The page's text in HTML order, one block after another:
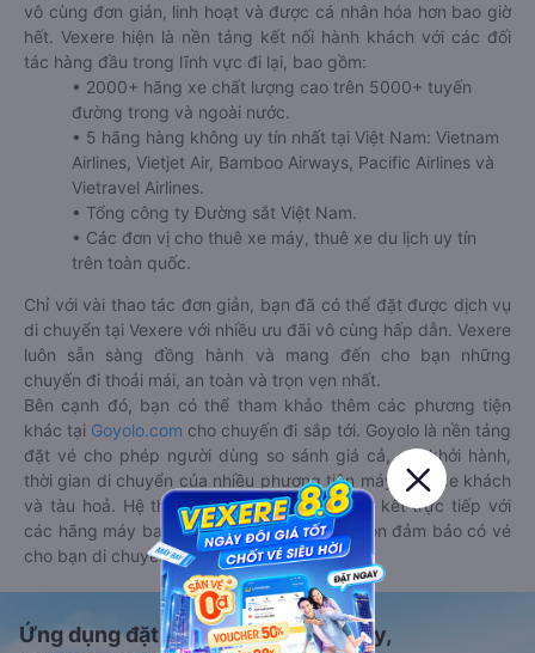
vô cùng đơn giản, linh hoạt và được cá nhân hóa hơn bao giờ
hết. Vexere hiện là nền tảng kết nối hành khách với các đối
tác hàng đầu trong lĩnh vực đi lại, bao gồm:
• 2000+ hãng xe chất lượng cao trên 5000+ tuyến
đường trong và ngoài nước.
• 5 hãng hàng không uy tín nhất tại Việt Nam: Vietnam
Airlines, Vietjet Air, Bamboo Airways, Pacific Airlines và
Vietravel Airlines.
• Tổng công ty Đường sắt Việt Nam.
• Các đơn vị cho thuê xe máy, thuê xe du lịch uy tín
trên toàn quốc.
Chỉ với vài thao tác đơn giản, bạn đã có thể đặt được dịch vụ
di chuyển tại Vexere với nhiều ưu đãi vô cùng hấp dẫn. Vexere
luôn sẵn sàng đồng hành và mang đến cho bạn những
chuyến đi thoải mái, an toàn và trọn vẹn nhất.
Bên cạnh đó, bạn có thể tham khảo thêm các phương tiện
khác tại Goyolo.com cho chuyến đi sắp tới. Goyolo là nền tảng
đặt vé cho phép người dùng so sánh giá cả, giờ khởi hành,
thời gian di chuyển của nhiều phương tiện máy bay, xe khách
và tàu hoả. Hệ thống của Goyolo được liên kết trực tiếp với
các hãng máy bay, xe khách và tàu hoả, luôn đảm bảo có vé
cho bạn di chuyển.
Ứng dụng đặt vé Xe khách, Máy bay,